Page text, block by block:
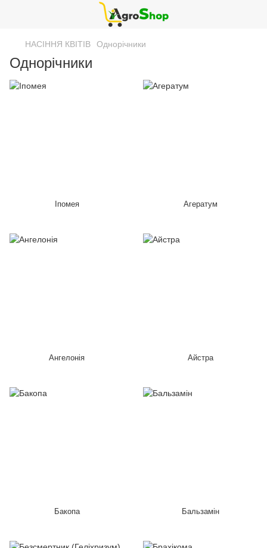
НАСІННЯ КВІТІВ Однорічники
Однорічники
Іпомея Агератум
Ангелонія Айстра
Бакопа Бальзамін